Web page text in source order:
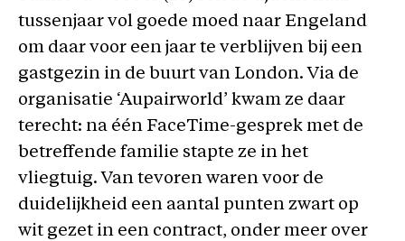
tussenjaar vol goede moed naar Engeland
om daar voor een jaar te verblijven bij een
gastgezin in de buurt van London. Via de
organisatie ‘Aupairworld’ kwam ze daar
terecht: na één FaceTime-gesprek met de
betreffende familie stapte ze in het
vliegtuig. Van tevoren waren voor de
duidelijkheid een aantal punten zwart op
wit gezet in een contract, onder meer over